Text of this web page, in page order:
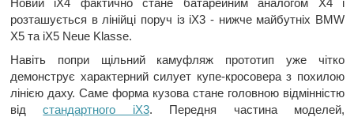
розташується в лінійці поруч із iX3 - нижче майбутніх BMW
X5 та iX5 Neue Klasse.
Навіть попри щільний камуфляж прототип уже чітко
демонструє характерний силует купе-кросовера з похилою
лінією даху. Саме форма кузова стане головною відмінністю
відстандартного iX3. Передня частина моделей,